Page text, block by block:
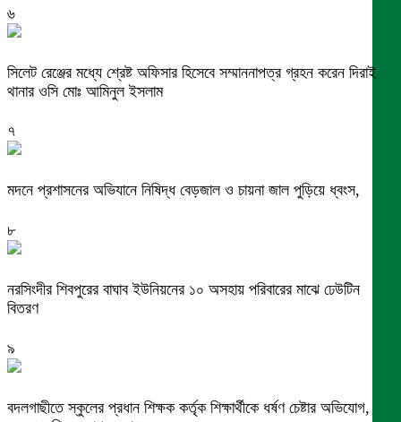
৬
সিলেট রেঞ্জের মধ্যে শ্রেষ্ট অফিসার হিসেবে সম্মাননাপত্র গ্রহন করেন দিরাই
থানার ওসি মোঃ আমিনুল ইসলাম
৭
মদনে প্রশাসনের অভিযানে নিষিদ্ধ বেড়জাল ও চায়না জাল পুড়িয়ে ধ্বংস,
৮
নরসিংদীর শিবপুরের বাঘাব ইউনিয়নের ১০ অসহায় পরিবারের মাঝে ঢেউটিন
বিতরণ
৯
বদলগাছীতে স্কুলের প্রধান শিক্ষক কর্তৃক শিক্ষার্থীকে ধর্ষণ চেষ্টার অভিযোগ,